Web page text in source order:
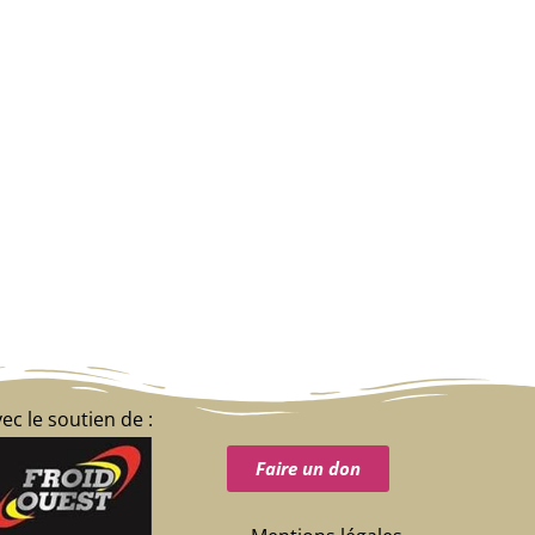
le soutien de :
Faire un don